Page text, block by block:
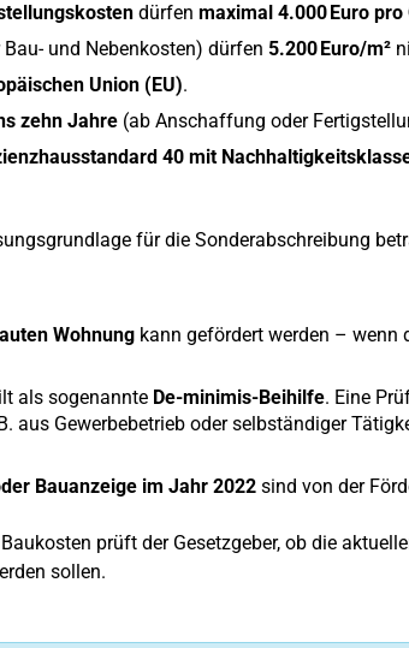
dürfen maximal 4.000 Euro
und Nebenkosten) dürfen 5.200 Euro/m²
Union (EU).
zehn Jahre(ab Anschaffung oder
40 mit
für die Sonderabschreibung
Wohnungkann gefördert werden – wenn
als sogenannte De-minimis-Beihilfe. Eine
aus Gewerbebetrieb oder selbständiger
Bauanzeige im Jahr 2022sind von der
prüft der Gesetzgeber, ob die
sollen.